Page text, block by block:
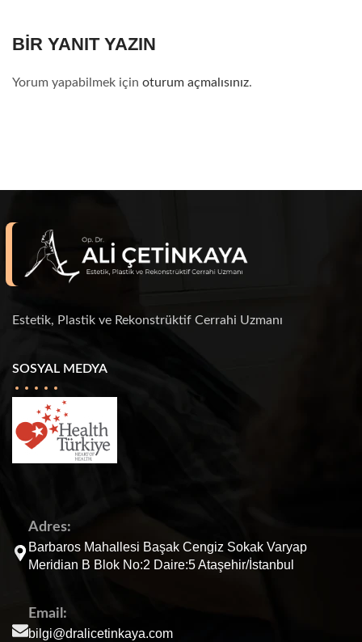
BIR YANIT YAZIN
Yorum yapabilmek için oturum açmalısınız.
Estetik, Plastik ve Rekonstrüktif Cerrahi Uzmanı
SOSYAL MEDYA
Adres:
Barbaros Mahallesi Başak Cengiz Sokak Varyap
Meridian B Blok No:2 Daire:5 Ataşehir/İstanbul
Email:
bilgi@dralicetinkaya.com